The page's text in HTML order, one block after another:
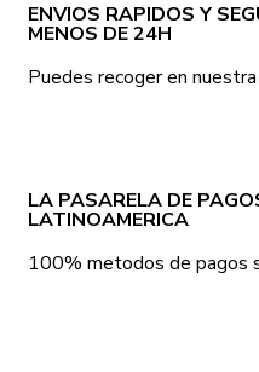
ENVIOS RAPIDOS Y
MENOS DE 24H
Puedes recoger en
LA PASARELA DE
LATINOAMERICA
100% metodos de pagos